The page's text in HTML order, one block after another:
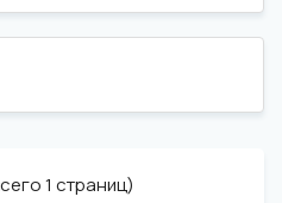
1 страниц)